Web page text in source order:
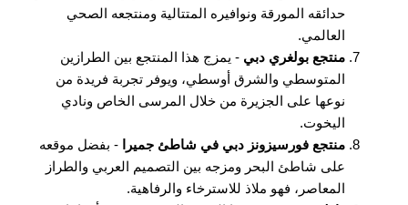
حدائقه المورقة ونوافيره المتتالية ومنتجعه الصحي
العالمي.
منتجع بولغري دبي - يمزج هذا المنتجع بين الطرازين
المتوسطي والشرق أوسطي، ويوفر تجربة فريدة من
نوعها على الجزيرة من خلال المرسى الخاص ونادي
اليخوت.
منتجع فورسيزونز دبي في شاطئ جميرا
- بفضل موقعه
على شاطئ البحر ومزجه بين التصميم العربي والطراز
المعاصر، فهو ملاذ للاسترخاء والرفاهية.